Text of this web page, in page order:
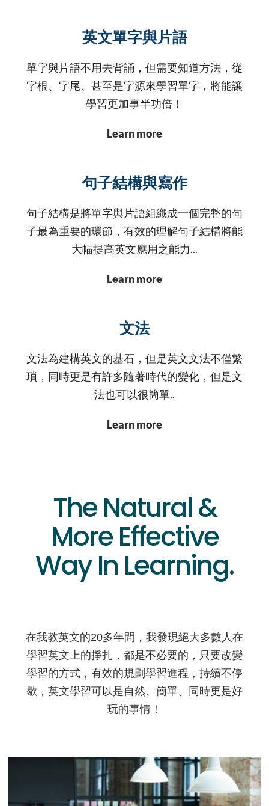
英文單字與片語
單字與片語不用去背誦，但需要知道方法，從
字根、字尾、甚至是字源來學習單字，將能讓
學習更加事半功倍！
Learn more
句子結構與寫作
句子結構是將單字與片語組織成一個完整的句
子最為重要的環節，有效的理解句子結構將能
大幅提高英文應用之能力...
Learn more
文法
文法為建構英文的基石，但是英文文法不僅繁
瑣，同時更是有許多隨著時代的變化，但是文
法也可以很簡單..
Learn more
The Natural &
More Effective
Way In Learning.
在我教英文的20多年間，我發現絕大多數人在
學習英文上的掙扎，都是不必要的，只要改變
學習的方式，有效的規劃學習進程，持續不停
歇，英文學習可以是自然、簡單、同時更是好
玩的事情！